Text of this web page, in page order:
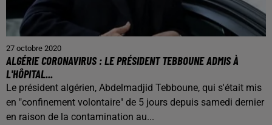
27 octobre 2020
ALGÉRIE CORONAVIRUS : LE PRÉSIDENT TEBBOUNE ADMIS À
L'HÔPITAL...
Le président algérien, Abdelmadjid Tebboune, qui s'était mis
en "confinement volontaire" de 5 jours depuis samedi dernier
en raison de la contamination au...